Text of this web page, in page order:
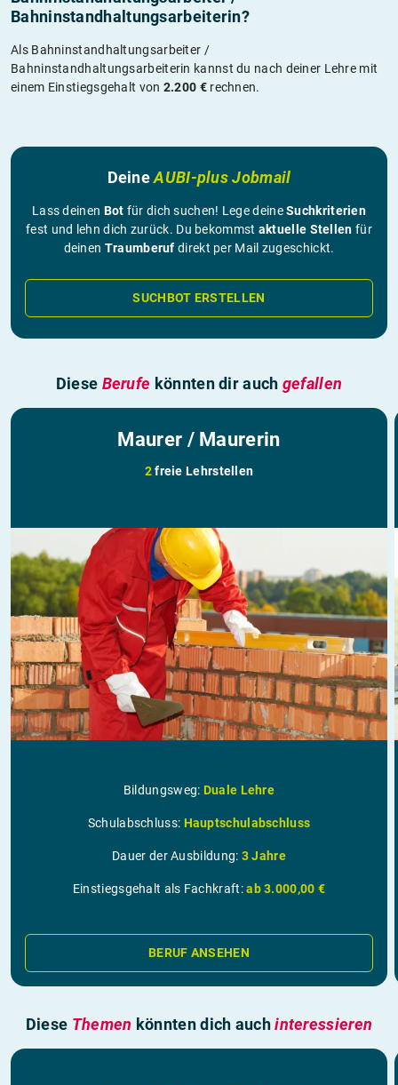
Bahninstandhaltungsarbeiterin?
Als Bahninstandhaltungsarbeiter /
Bahninstandhaltungsarbeiterin kannst du nach deiner Lehre mit
einem Einstiegsgehalt von 2.200 €rechnen.
DeineAUBI-plus Jobmail
Lass deinen Bot für dich suchen! Lege deineSuchkriterien
fest und lehn dich zurück. Du bekommst aktuelle Stellen für
deinen Traumberuf direkt per Mail zugeschickt.
SUCHBOT ERSTELLEN
Diese Berufe könnten dir auch gefallen
Maurer / Maurerin
2freie Lehrstellen
Bildungsweg: Duale Lehre
Schulabschluss: Hauptschulabschluss
Dauer der Ausbildung: 3 Jahre
Einstiegsgehalt als Fachkraft:ab 3.000,00 €
BERUF ANSEHEN
Diese Themen könnten dich auchinteressieren